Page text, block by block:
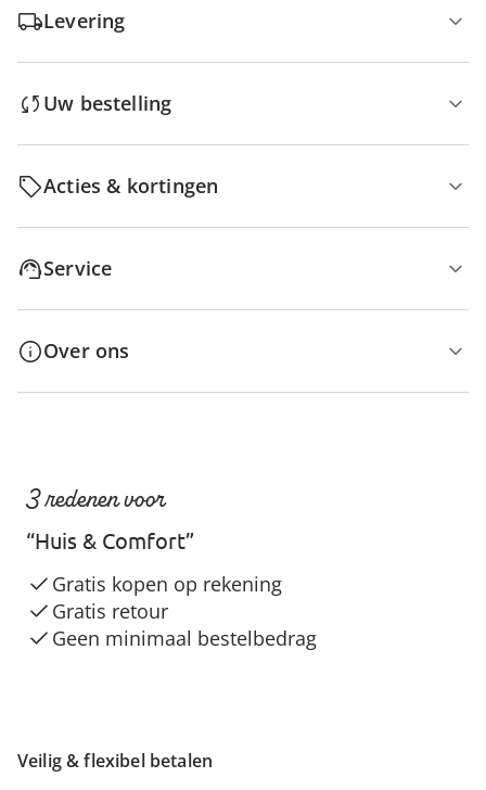
Levering
Uw bestelling
Acties & kortingen
Service
Over ons
Veilig & flexibel betalen
3 redenen voor
“Huis & Comfort”
Gratis kopen op rekening
Gratis retour
Geen minimaal bestelbedrag